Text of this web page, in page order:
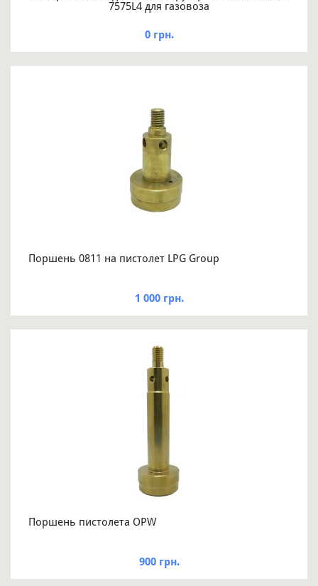
7575L4 для газовоза
0 грн.
Поршень 0811 на пистолет LPG Group
1 000 грн.
Поршень пистолета OPW
900 грн.